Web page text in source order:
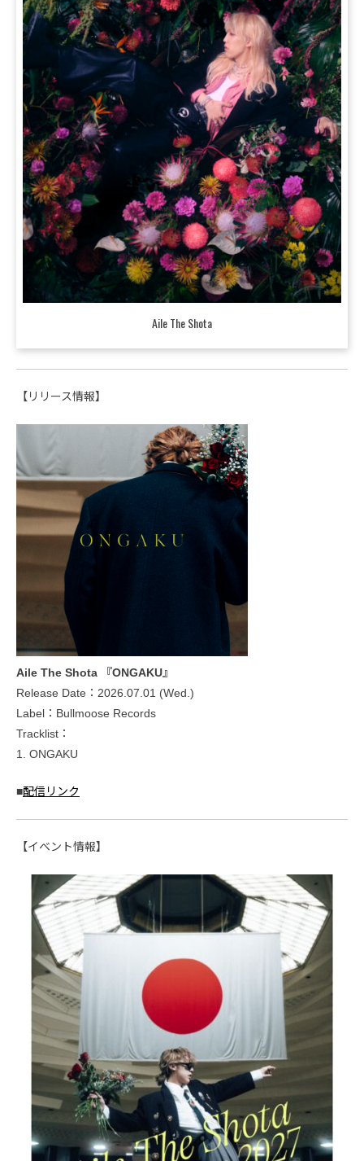
Aile The Shota
【リリース情報】
Aile The Shota 『ONGAKU』
Release Date：2026.07.01 (Wed.)
Label：Bullmoose Records
Tracklist：
1. ONGAKU
■配信リンク
【イベント情報】